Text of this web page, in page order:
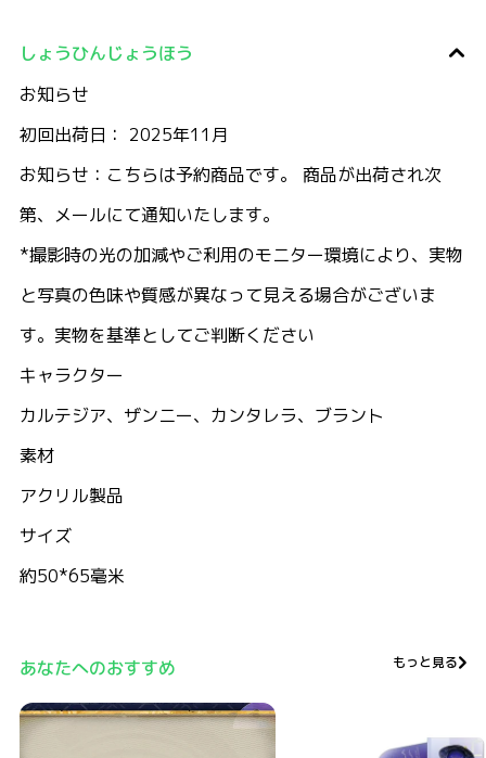
しょうひんじょうほう
お知らせ
初回出荷日： 2025年11月
お知らせ：こちらは予約商品です。 商品が出荷され次
第、メールにて通知いたします。
*撮影時の光の加減やご利用のモニター環境により、実物
と写真の色味や質感が異なって見える場合がございま
す。実物を基準としてご判断ください
キャラクター
カルテジア、ザンニー、カンタレラ、ブラント
素材
アクリル製品
サイズ
約50*65毫米
あなたへのおすすめ もっと見る